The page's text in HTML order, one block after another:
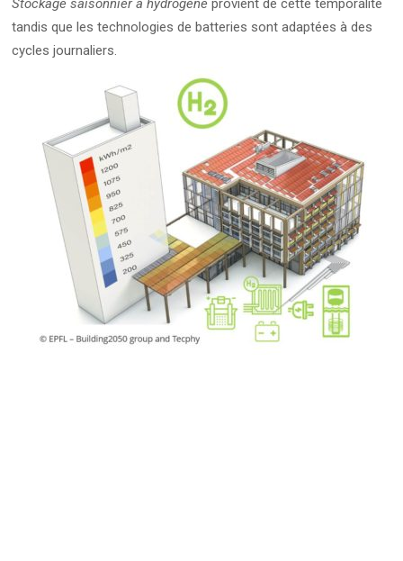
Stockage saisonnier à hydrogène provient de cette temporalité
tandis que les technologies de batteries sont adaptées à des
cycles journaliers.